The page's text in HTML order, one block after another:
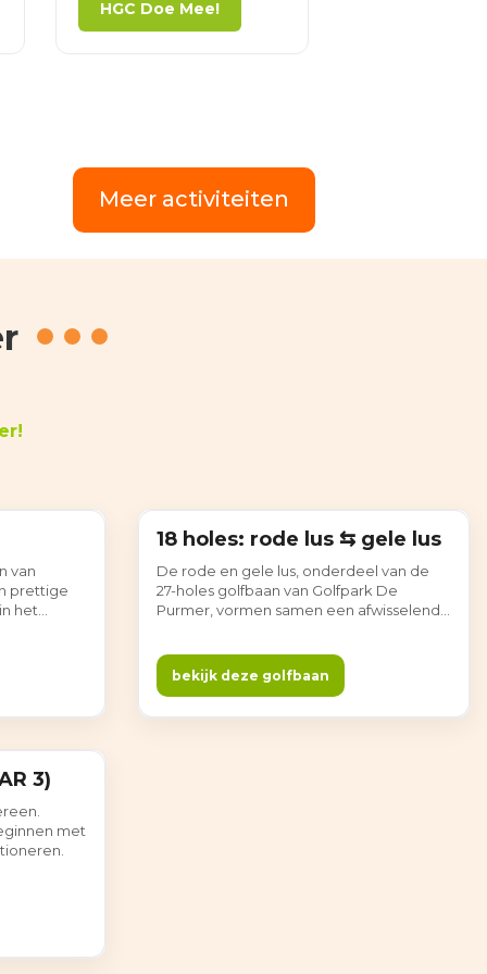
Start om: 15:30 uur
HGC Doe Mee!
Meer activiteiten
van
prettige
het
te
18 holes
18 holes: rode lus ⇆ gele lus
De rode en gele lus, onderdeel van de
27-holes golfbaan van Golfpark De
Purmer, vormen samen een afwisselende
fairways, waterpartijen en ruime greens
zorgen voor variatie, terwijl de lange
bekijk deze golfbaan
3)
met